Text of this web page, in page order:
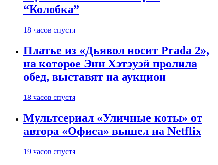
“Колобка”
18 часов спустя
Платье из «Дьявол носит Prada 2»,
на которое Энн Хэтэуэй пролила
обед, выставят на аукцион
18 часов спустя
Мультсериал «Уличные коты» от
автора «Офиса» вышел на Netflix
19 часов спустя